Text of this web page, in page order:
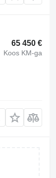
65 450 €
Koos KM-ga